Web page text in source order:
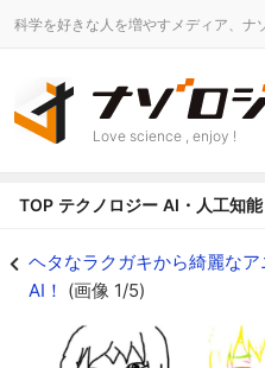
科学を好きな人を増やすメディア、ナ
Love science , enjoy !
TOP テクノロジー AI・人工知能
ヘタなラクガキから綺麗な
AI！ (画像 1/5)